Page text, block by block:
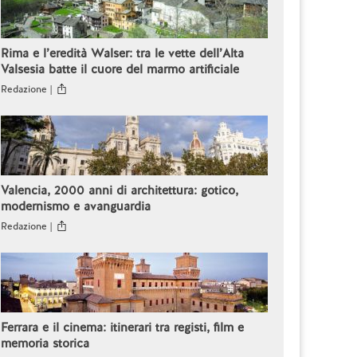
Rima e l’eredità Walser: tra le vette dell’Alta
Valsesia batte il cuore del marmo artificiale
Redazione |
Valencia, 2000 anni di architettura: gotico,
modernismo e avanguardia
Redazione |
Ferrara e il cinema: itinerari tra registi, film e
memoria storica